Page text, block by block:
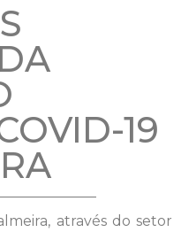
19
através do setor